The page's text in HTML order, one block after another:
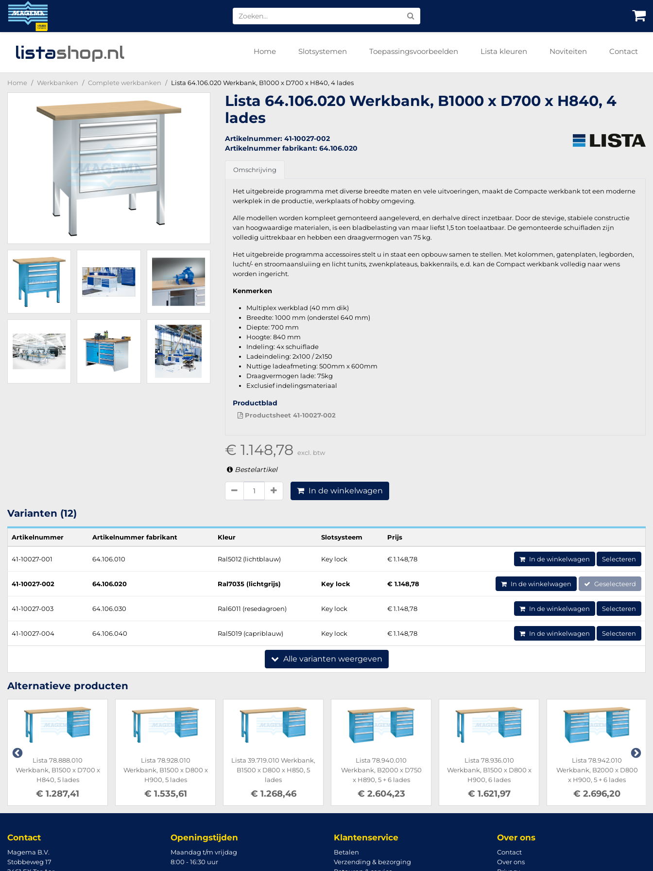
listashop.nl Home Slotsystemen Toepassingsvoorbeelden Lista kleuren Noviteiten Contact
Home Werkbanken Complete werkbanken Lista 64.106.020 Werkbank, B1000 x D700 x H840, 4 lades
Lista 64.106.020 Werkbank, B1000 x D700 x H840, 4
lades
Artikelnummer: 41-10027-002
Artikelnummer fabrikant: 64.106.020
Omschrijving
Het uitgebreide programma met diverse breedte maten en vele uitvoeringen, maakt de Compacte werkbank tot een moderne
werkplek in de productie, werkplaats of hobby omgeving.
Alle modellen worden kompleet gemonteerd aangeleverd, en derhalve direct inzetbaar. Door de stevige, stabiele constructie
van hoogwaardige materialen, is een bladbelasting van maar liefst 1,5 ton toelaatbaar. De gemonteerde schuifladen zijn
volledig uittrekbaar en hebben een draagvermogen van 75 kg.
Het uitgebreide programma accessoires stelt u in staat een opbouw samen te stellen. Met kolommen, gatenplaten, legborden,
lucht/- en stroomaansluiing en licht tunits, zwenkplateaus, bakkenrails, e.d. kan de Compact werkbank volledig naar wens
worden ingericht.
Kenmerken
Multiplex werkblad (40 mm dik)
Breedte: 1000 mm (onderstel 640 mm)
Diepte: 700 mm
Hoogte: 840 mm
Indeling: 4x schuiflade
Ladeindeling: 2x100 / 2x150
Nuttige ladeafmeting: 500mm x 600mm
Draagvermogen lade: 75kg
Exclusief indelingsmateriaal
Productblad
Productsheet 41-10027-002
€ 1.148,78 excl. btw
Bestelartikel
In de winkelwagen
Varianten (12)
Artikelnummer Artikelnummer fabrikant Kleur Slotsysteem Prijs
41-10027-001 64.106.010 Ral5012 (lichtblauw) Key lock € 1.148,78 In de winkelwagen Selecteren
41-10027-002 64.106.020 Ral7035 (lichtgrijs) Key lock € 1.148,78 In de winkelwagen Geselecteerd
41-10027-003 64.106.030 Ral6011 (resedagroen) Key lock € 1.148,78 In de winkelwagen Selecteren
41-10027-004 64.106.040 Ral5019 (capriblauw) Key lock € 1.148,78 In de winkelwagen Selecteren
Alle varianten weergeven
Alternatieve producten
Lista 78.888.010
Werkbank, B1500 x D700 x
H840, 5 lades
€ 1.287,41
Lista 78.928.010
Werkbank, B1500 x D800 x
H900, 5 lades
€ 1.535,61
Lista 39.719.010 Werkbank,
B1500 x D800 x H850, 5
lades
€ 1.268,46
Lista 78.940.010
Werkbank, B2000 x D750
x H890, 5 + 6 lades
€ 2.604,23
Lista 78.936.010
Werkbank, B1500 x D800 x
H900, 6 lades
€ 1.621,97
Lista 78.942.010
Werkbank, B2000 x D800
x H900, 5 + 6 lades
€ 2.696,20
Contact
Magema B.V.
Stobbeweg 17
Openingstijden
Maandag t/m vrijdag
8:00 - 16:30 uur
Klantenservice
Betalen
Verzending & bezorging
Over ons
Contact
Over ons